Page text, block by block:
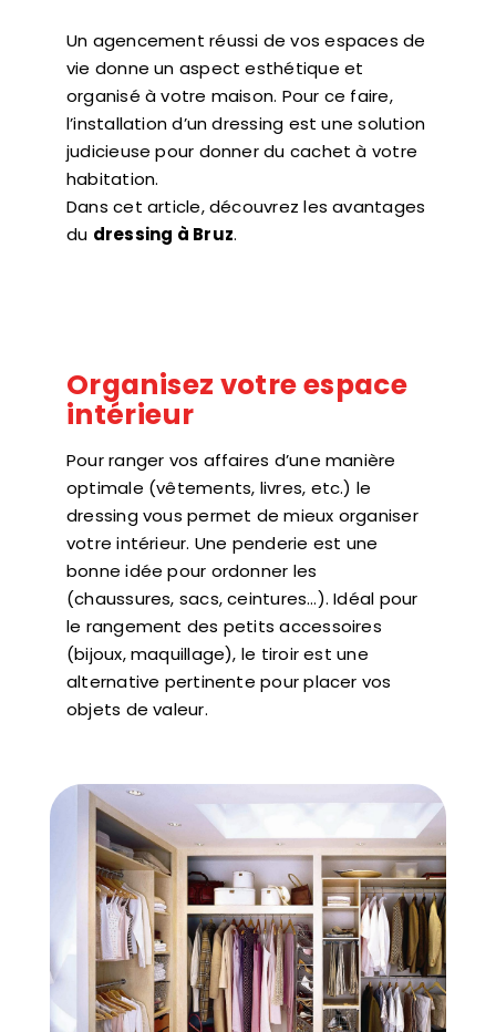
Un agencement réussi de vos espaces de
vie donne un aspect esthétique et
organisé à votre maison. Pour ce faire,
l’installation d’un dressing est une solution
judicieuse pour donner du cachet à votre
habitation.
Dans cet article, découvrez les avantages
du dressing à Bruz.
Organisez votre espace
intérieur
Pour ranger vos affaires d’une manière
optimale (vêtements, livres, etc.) le
dressing vous permet de mieux organiser
votre intérieur. Une penderie est une
bonne idée pour ordonner les
(chaussures, sacs, ceintures…). Idéal pour
le rangement des petits accessoires
(bijoux, maquillage), le tiroir est une
alternative pertinente pour placer vos
objets de valeur.